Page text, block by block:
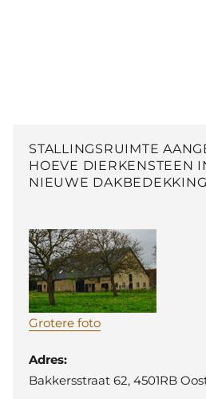
STALLINGSRUIMTE
HOEVE DIERKENSTEEN
NIEUWE DAKBEDEKKING
Grotere foto
Adres:
Bakkersstraat 62, 4501RB